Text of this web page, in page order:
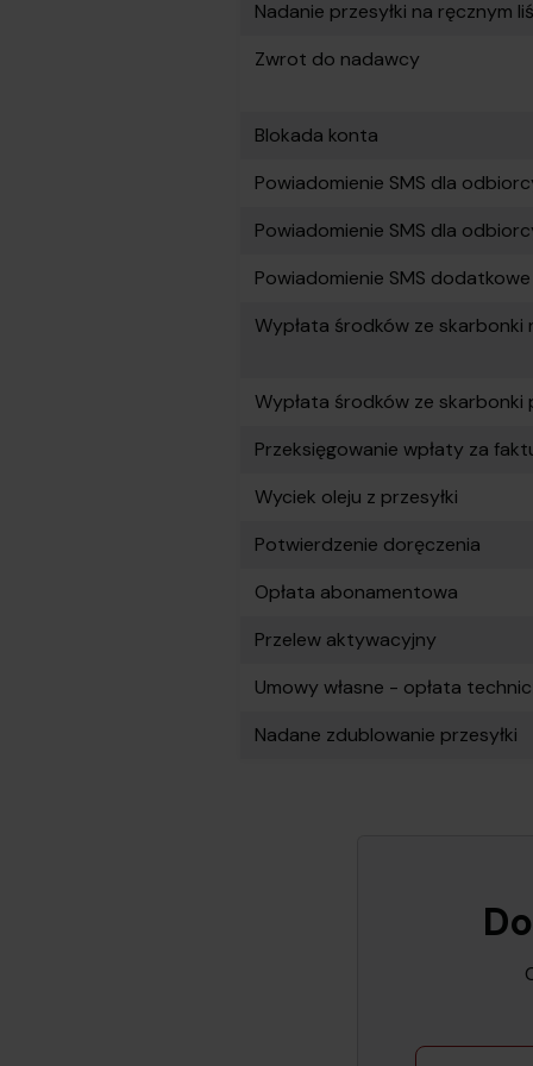
Nadanie przesyłki na ręcznym
Zwrot do nadawcy
Blokada konta
Powiadomienie SMS dla
Powiadomienie SMS dla
Powiadomienie SMS dodatkowe
Wypłata środków ze skarbonki
Wypłata środków ze
Przeksięgowanie wpłaty za
Wyciek oleju z przesyłki
Potwierdzenie doręczenia
Opłata abonamentowa
Przelew aktywacyjny
Umowy własne - opłata
Nadane zdublowanie przesyłki